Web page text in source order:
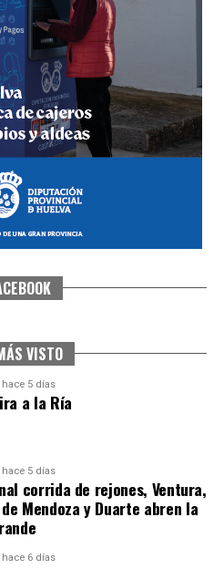
COLOMBINAS 2026
FIESTAS COLOMBINAS
2026
VISTO
hace 5 días
a la Ría
hace 5 días
corrida de rejones, Ventura,
Mendoza y Duarte abren la
hace 6 días